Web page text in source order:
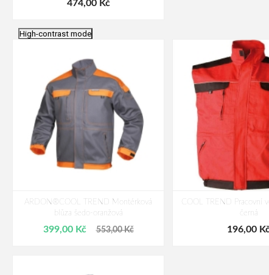
474,00 Kč
High-contrast mode
ARDON®COOL TREND Montérková
blůza šedo-oranžová
399,00 Kč 553,00 Kč
COOL TREND Pracovní
černá
196,00